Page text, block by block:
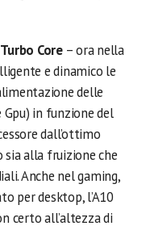
Core– ora nella
e dinamico le
delle
Gpu) in funzione del
dall’ottimo
alla fruizione che
Anche nel gaming,
per desktop, l’A10
certo all’altezza di